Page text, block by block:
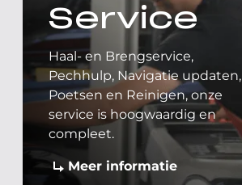
Service
Haal- en Brengservice,
Pechhulp, Navigatie updaten,
Poetsen en Reinigen, onze
service is hoogwaardig en
compleet.
Meer informatie